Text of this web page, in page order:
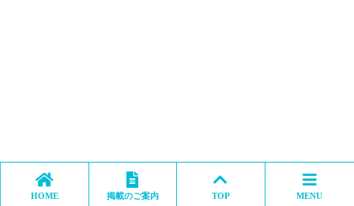
HOME 掲載のご案内 TOP MENU